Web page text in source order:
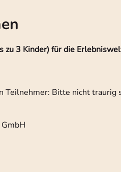
zu 3 Kinder) für die
Teilnehmer: Bitte nicht traurig